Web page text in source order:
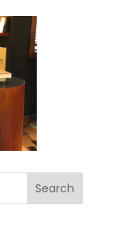
Search